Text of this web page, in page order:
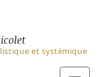
et systémique